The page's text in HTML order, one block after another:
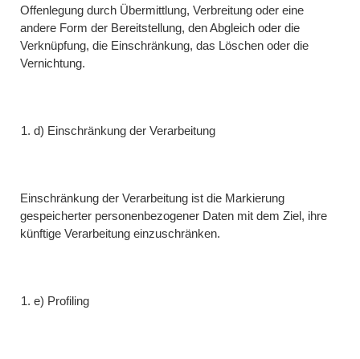
Offenlegung durch Übermittlung, Verbreitung oder eine
andere Form der Bereitstellung, den Abgleich oder die
Verknüpfung, die Einschränkung, das Löschen oder die
Vernichtung.
d) Einschränkung der Verarbeitung
Einschränkung der Verarbeitung ist die Markierung
gespeicherter personenbezogener Daten mit dem Ziel, ihre
künftige Verarbeitung einzuschränken.
e) Profiling